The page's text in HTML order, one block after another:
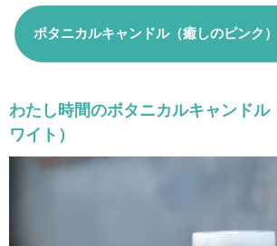
ボタニカルキャンドル（癒しのピンク
わたし時間のボタニカルキャンドル
ワイト）